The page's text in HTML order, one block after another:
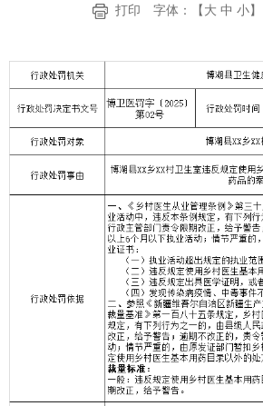
打印
字体：【 大 中 小】